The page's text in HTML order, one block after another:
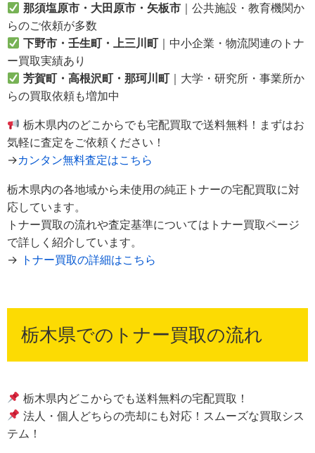
那須塩原市・大田原市・矢板市 ｜公共施設・教育機関か
らのご依頼が多数
下野市・壬生町・上三川町｜中小企業・物流関連のトナ
ー買取実績あり
芳賀町・高根沢町・那珂川町｜大学・研究所・事業所か
らの買取依頼も増加中
栃木県内のどこからでも宅配買取で送料無料！まずはお
気軽に査定をご依頼ください！
→カンタン無料査定はこちら
栃木県内の各地域から未使用の純正トナーの宅配買取に対
応しています。
トナー買取の流れや査定基準についてはトナー買取ページ
で詳しく紹介しています。
→ トナー買取の詳細はこちら
栃木県でのトナー買取の流れ
栃木県内どこからでも送料無料の宅配買取！
法人・個人どちらの売却にも対応！スムーズな買取シス
テム！